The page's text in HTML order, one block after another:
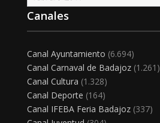
Canales
Canal Ayuntamiento (6.694)
Canal Carnaval de Badajoz(1.261)
Canal Cultura (1.328)
Canal Deporte (164)
Canal IFEBA Feria Badajoz(337)